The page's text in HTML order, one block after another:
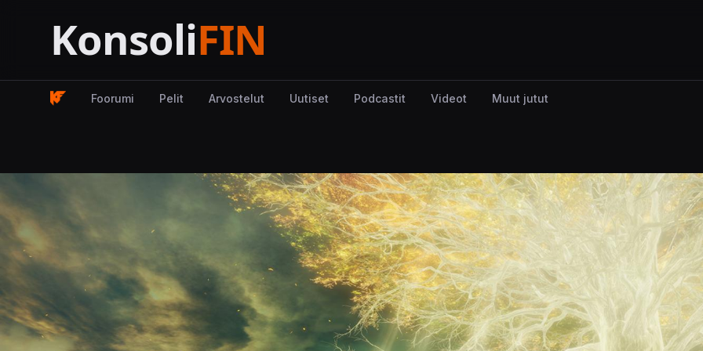
Foorumi Pelit Arvostelut Uutiset Podcastit Videot Muut jutut